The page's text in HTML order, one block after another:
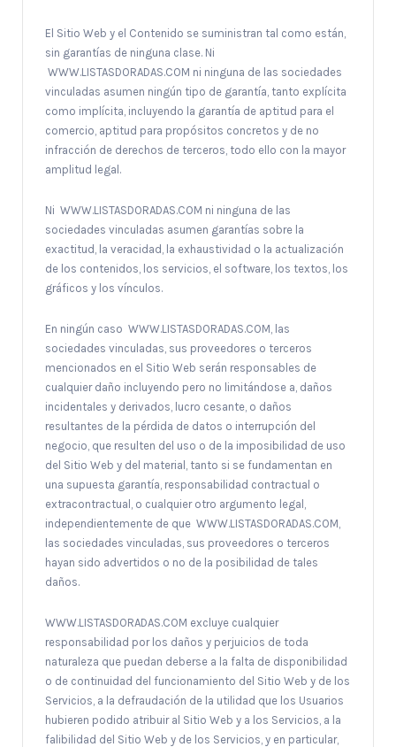
El Sitio Web y el Contenido se suministran tal como están,
sin garantías de ninguna clase. Ni
WWW.LISTASDORADAS.COM ni ninguna de las sociedades
vinculadas asumen ningún tipo de garantía, tanto explícita
como implícita, incluyendo la garantía de aptitud para el
comercio, aptitud para propósitos concretos y de no
infracción de derechos de terceros, todo ello con la mayor
amplitud legal.
Ni WWW.LISTASDORADAS.COM ni ninguna de las
sociedades vinculadas asumen garantías sobre la
exactitud, la veracidad, la exhaustividad o la actualización
de los contenidos, los servicios, el software, los textos, los
gráficos y los vínculos.
En ningún caso WWW.LISTASDORADAS.COM, las
sociedades vinculadas, sus proveedores o terceros
mencionados en el Sitio Web serán responsables de
cualquier daño incluyendo pero no limitándose a, daños
incidentales y derivados, lucro cesante, o daños
resultantes de la pérdida de datos o interrupción del
negocio, que resulten del uso o de la imposibilidad de uso
del Sitio Web y del material, tanto si se fundamentan en
una supuesta garantía, responsabilidad contractual o
extracontractual, o cualquier otro argumento legal,
independientemente de que WWW.LISTASDORADAS.COM,
las sociedades vinculadas, sus proveedores o terceros
hayan sido advertidos o no de la posibilidad de tales
daños.
WWW.LISTASDORADAS.COM excluye cualquier
responsabilidad por los daños y perjuicios de toda
naturaleza que puedan deberse a la falta de disponibilidad
o de continuidad del funcionamiento del Sitio Web y de los
Servicios, a la defraudación de la utilidad que los Usuarios
hubieren podido atribuir al Sitio Web y a los Servicios, a la
falibilidad del Sitio Web y de los Servicios, y en particular,